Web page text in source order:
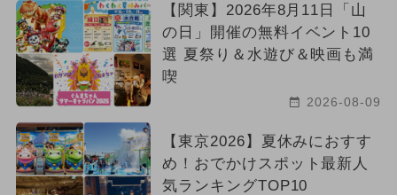
【関東】2026年8月11日「山
の日」開催の無料イベント10
選 夏祭り＆水遊び＆映画も満
喫
2026-08-09
【東京2026】夏休みにおすす
め！おでかけスポット最新人
気ランキングTOP10